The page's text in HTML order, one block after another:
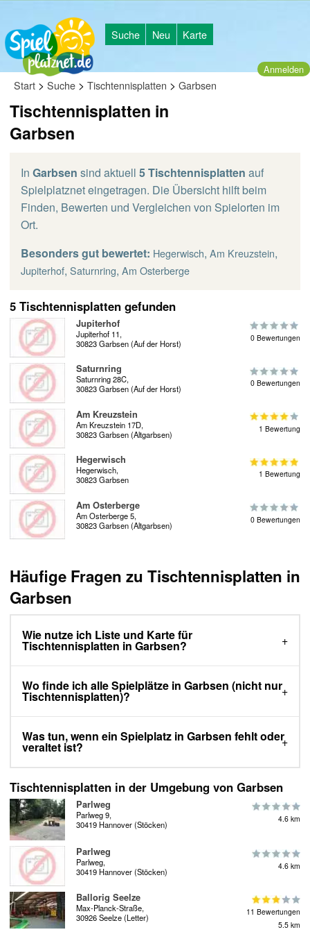
Suche Neu Karte
Anmelden
Start > Suche > Tischtennisplatten > Garbsen
Tischtennisplatten in
Garbsen
In Garbsen sind aktuell 5 Tischtennisplatten auf
Spielplatznet eingetragen. Die Übersicht hilft beim
Finden, Bewerten und Vergleichen von Spielorten im
Ort.
Besonders gut bewertet: Hegerwisch, Am Kreuzstein,
Jupiterhof, Saturnring, Am Osterberge
5 Tischtennisplatten gefunden
Jupiterhof
Jupiterhof 11,
30823 Garbsen (Auf der Horst)
0 Bewertungen
Saturnring
Saturnring 28C,
30823 Garbsen (Auf der Horst)
0 Bewertungen
Am Kreuzstein
Am Kreuzstein 17D,
30823 Garbsen (Altgarbsen)
1 Bewertung
Hegerwisch
Hegerwisch,
30823 Garbsen
1 Bewertung
Am Osterberge
Am Osterberge 5,
30823 Garbsen (Altgarbsen)
0 Bewertungen
Häufige Fragen zu Tischtennisplatten in
Garbsen
Wie nutze ich Liste und Karte für
Tischtennisplatten in Garbsen?
Wo finde ich alle Spielplätze in Garbsen (nicht nur
Tischtennisplatten)?
Was tun, wenn ein Spielplatz in Garbsen fehlt oder
veraltet ist?
Tischtennisplatten in der Umgebung von Garbsen
Parlweg
Parlweg 9,
30419 Hannover (Stöcken)
4.6 km
Parlweg
Parlweg,
30419 Hannover (Stöcken)
4.6 km
Ballorig Seelze
Max-Planck-Straße,
30926 Seelze (Letter)
11 Bewertungen
5.5 km